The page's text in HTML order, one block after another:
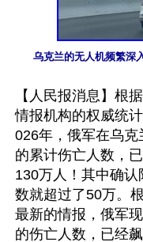
乌克兰的无人机频繁深
【人民报消息】根
情报机构的权威统
026年，俄军在乌克
的累计伤亡人数，
130万人！其中确认
数就超过了50万。
最新的情报，俄军
的伤亡人数，已经